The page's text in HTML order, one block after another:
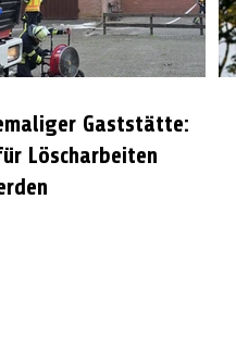
Gaststätte:
Löscharbeiten